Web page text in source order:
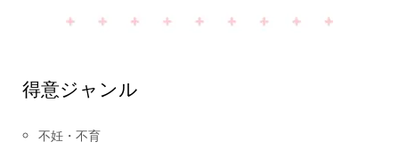
得意ジャンル
不妊・不育